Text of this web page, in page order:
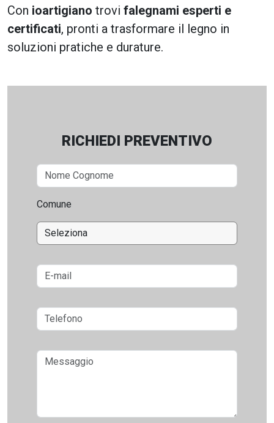
Con ioartigiano trovi falegnami esperti e
certificati, pronti a trasformare il legno in
soluzioni pratiche e durature.
RICHIEDI PREVENTIVO
Comune